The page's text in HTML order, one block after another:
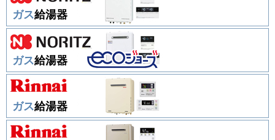
ガス給湯器
ガス給湯器
ガス給湯器